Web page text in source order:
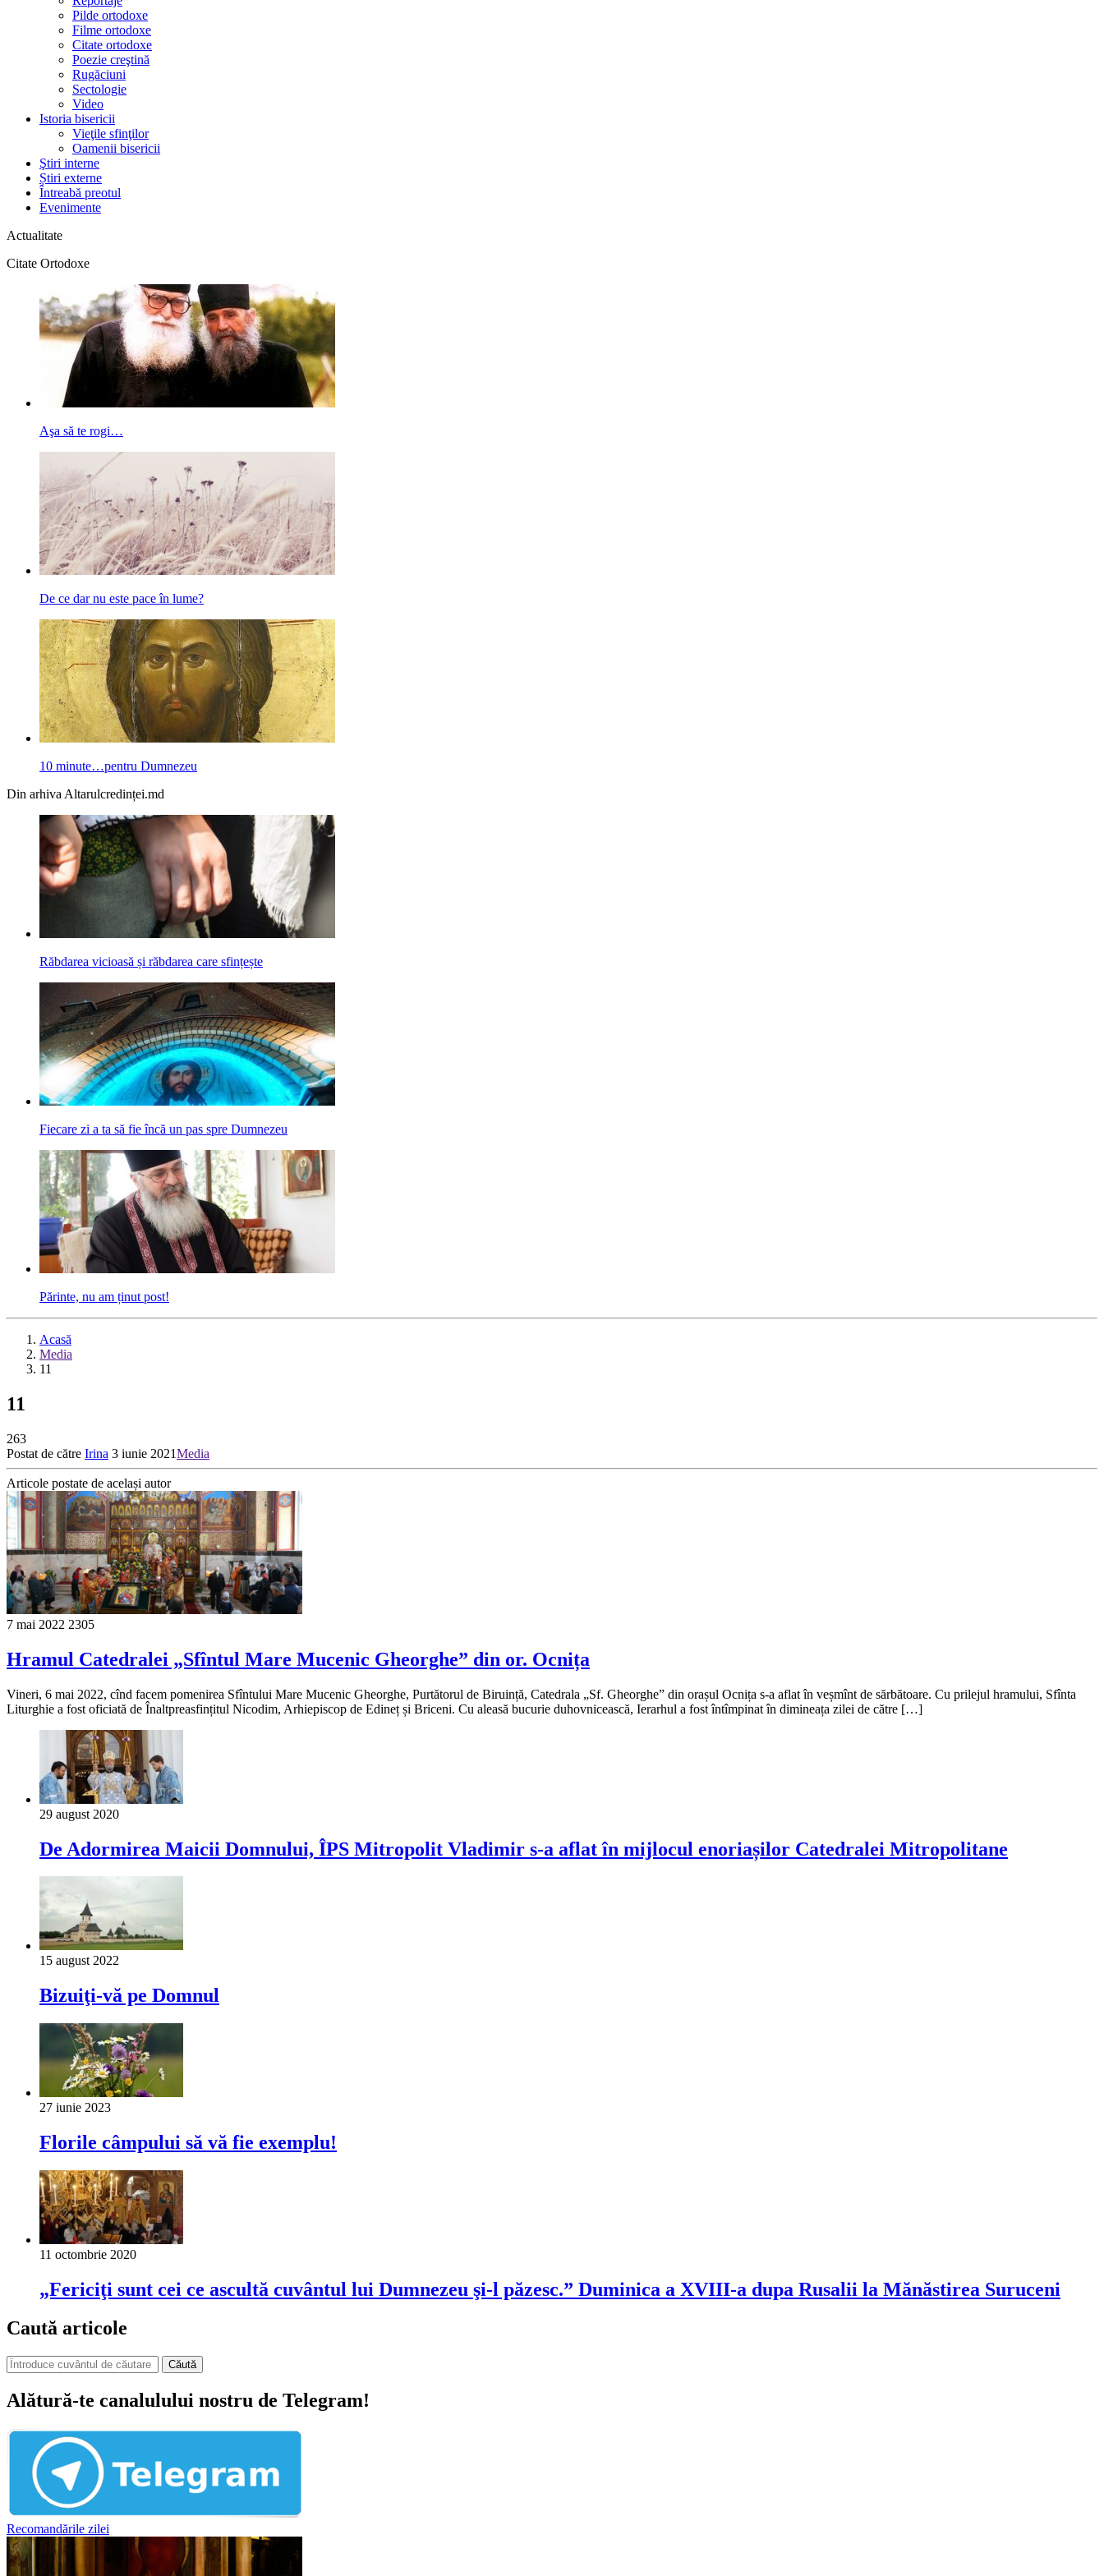
Pilde ortodoxe
Filme ortodoxe
Citate ortodoxe
Poezie creştină
Rugăciuni
Sectologie
Video
Istoria bisericii
Vieţile sfinţilor
Oamenii bisericii
Ştiri interne
Știri externe
Întreabă preotul
Evenimente
Actualitate
Citate Ortodoxe
Aşa să te rogi…
De ce dar nu este pace în lume?
10 minute…pentru Dumnezeu
Din arhiva Altarulcredinței.md
Răbdarea vicioasă și răbdarea care sfințește
Fiecare zi a ta să fie încă un pas spre Dumnezeu
Părinte, nu am ținut post!
Acasă
Media
11
11
263
Postat de către Irina 3 iunie 2021Media
Articole postate de același autor
7 mai 2022 2305
Hramul Catedralei „Sfîntul Mare Mucenic Gheorghe” din or. Ocnița
Vineri, 6 mai 2022, cînd facem pomenirea Sfîntului Mare Mucenic Gheorghe, Purtătorul de Biruință, Catedrala „Sf. Gheorghe” din orașul Ocnița s-a aflat în veșmînt de sărbătoare. Cu prilejul hramului, Sfînta
Liturghie a fost oficiată de Înaltpreasfințitul Nicodim, Arhiepiscop de Edineț și Briceni. Cu aleasă bucurie duhovnicească, Ierarhul a fost întîmpinat în dimineața zilei de către […]
29 august 2020
De Adormirea Maicii Domnului, ÎPS Mitropolit Vladimir s-a aflat în mijlocul enoriașilor Catedralei Mitropolitane
15 august 2022
Bizuiţi-vă pe Domnul
27 iunie 2023
Florile câmpului să vă fie exemplu!
11 octombrie 2020
„Fericiţi sunt cei ce ascultă cuvântul lui Dumnezeu şi-l păzesc.” Duminica a XVIII-a dupa Rusalii la Mănăstirea Suruceni
Caută articole
Căută
Alătură-te canalulului nostru de Telegram!
Recomandările zilei